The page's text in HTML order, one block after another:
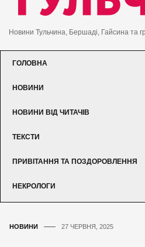
Новини Тульчина, Бершаді, Гайсина та
ГОЛОВНА
НОВИНИ
НОВИНИ ВІД ЧИТАЧІВ
ТЕКСТИ
ПРИВІТАННЯ ТА ПОЗДОРОВЛЕННЯ
НЕКРОЛОГИ
НОВИНИ 27 ЧЕРВНЯ, 2025